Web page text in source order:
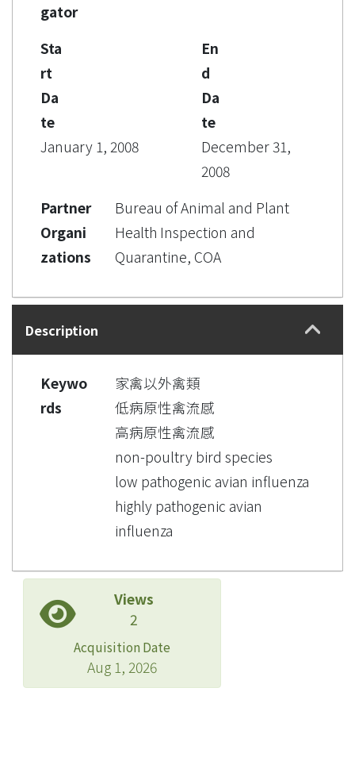
gator
Sta
rt
Da
te
January 1, 2008
En
d
Da
te
December 31,
2008
Partner
Organi
zations
Bureau of Animal and Plant
Health Inspection and
Quarantine, COA
Description
Keywo
rds
家禽以外禽類
低病原性禽流感
高病原性禽流感
non-poultry bird species
low pathogenic avian influenza
highly pathogenic avian
influenza
Views
2
Acquisition Date
Aug 1, 2026